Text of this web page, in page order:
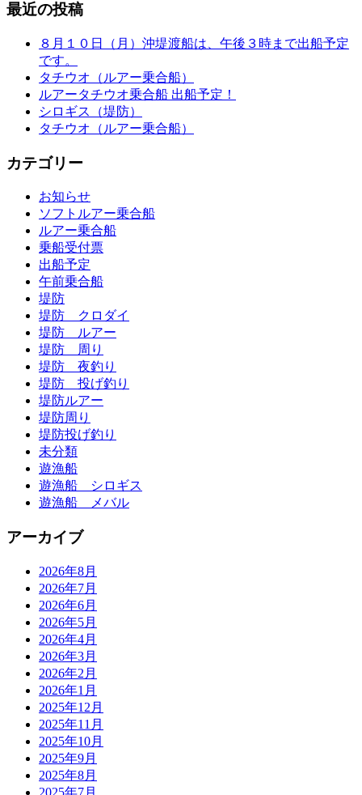
最近の投稿
８月１０日（月）沖堤渡船は、午後３時まで出船予定
です。
タチウオ（ルアー乗合船）
ルアータチウオ乗合船 出船予定！
シロギス（堤防）
タチウオ（ルアー乗合船）
カテゴリー
お知らせ
ソフトルアー乗合船
ルアー乗合船
乗船受付票
出船予定
午前乗合船
堤防
堤防 クロダイ
堤防 ルアー
堤防 周り
堤防 夜釣り
堤防 投げ釣り
堤防ルアー
堤防周り
堤防投げ釣り
未分類
遊漁船
遊漁船 シロギス
遊漁船 メバル
アーカイブ
2026年8月
2026年7月
2026年6月
2026年5月
2026年4月
2026年3月
2026年2月
2026年1月
2025年12月
2025年11月
2025年10月
2025年9月
2025年8月
2025年7月